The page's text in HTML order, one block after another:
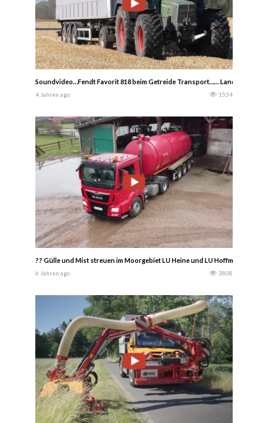
Soundvideo…Fendt Favorit 818 beim Getreide Transport……
4 Jahren ago 1534
?? Gülle und Mist streuen im Moorgebiet LU Heine und LU Hoffmeier
6 Jahren ago 3808